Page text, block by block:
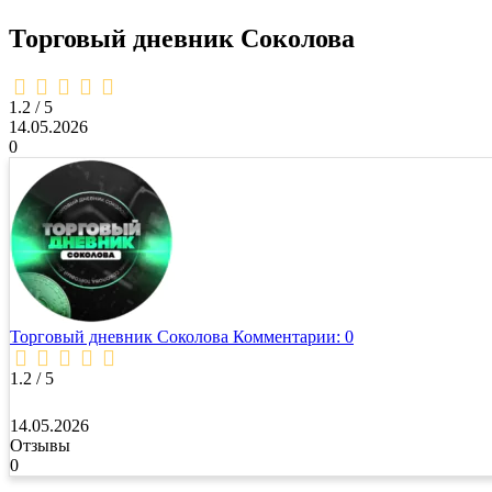
Торговый дневник Соколова
1,2
rating
1.2 / 5
14.05.2026
0
Торговый дневник Соколова Комментарии: 0
1.2 / 5
14.05.2026
Отзывы
0